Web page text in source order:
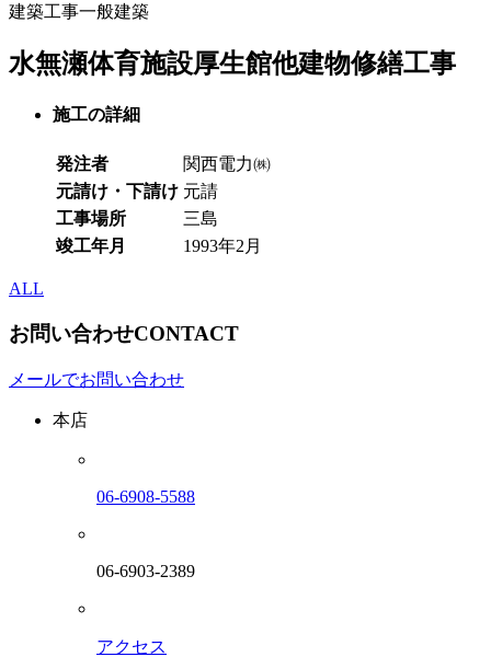
建築工事一般建築
水無瀬体育施設厚生館他建物修繕工事
施工の詳細
発注者
関西電力㈱
元請け・下請け 元請
工事場所
三島
竣工年月
1993年2月
ALL
お問い合わせCONTACT
メールでお問い合わせ
本店
06-6908-5588
06-6903-2389
アクセス